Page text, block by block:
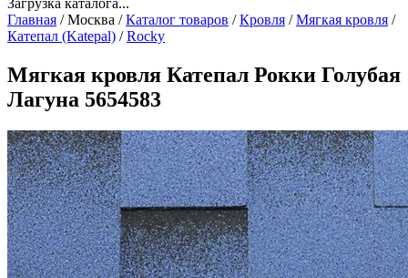
Загрузка каталога...
Главная /Москва / Каталог товаров / Кровля / Мягкая кровля /
Катепал (Katepal) / Rocky
Мягкая кровля Катепал Рокки Голубая
Лагуна 5654583